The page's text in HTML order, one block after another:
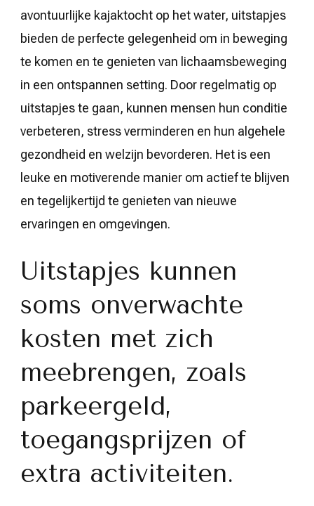
avontuurlijke kajaktocht op het water, uitstapjes
bieden de perfecte gelegenheid om in beweging
te komen en te genieten van lichaamsbeweging
in een ontspannen setting. Door regelmatig op
uitstapjes te gaan, kunnen mensen hun conditie
verbeteren, stress verminderen en hun algehele
gezondheid en welzijn bevorderen. Het is een
leuke en motiverende manier om actief te blijven
en tegelijkertijd te genieten van nieuwe
ervaringen en omgevingen.
Uitstapjes kunnen
soms onverwachte
kosten met zich
meebrengen, zoals
parkeergeld,
toegangsprijzen of
extra activiteiten.